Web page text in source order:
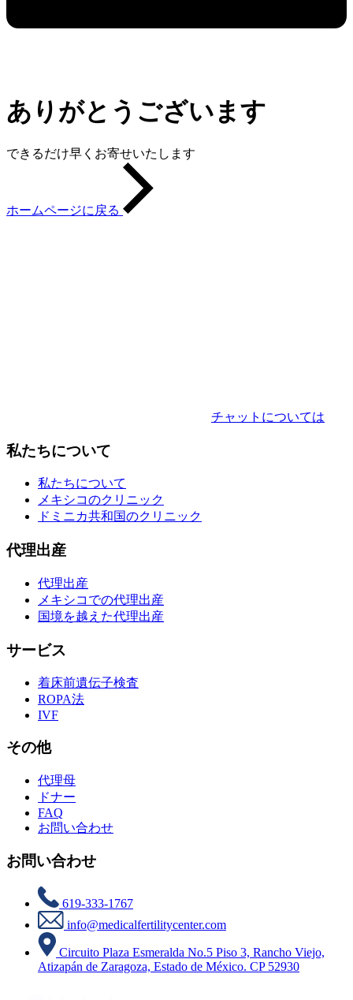
ありがとうございます
できるだけ早くお寄せいたします
ホームページに戻る
チャットについては
私たちについて
私たちについて
メキシコのクリニック
ドミニカ共和国のクリニック
代理出産
代理出産
メキシコでの代理出産
国境を越えた代理出産
サービス
着床前遺伝子検査
ROPA法
IVF
その他
代理母
ドナー
FAQ
お問い合わせ
お問い合わせ
619-333-1767
info@medicalfertilitycenter.com
Circuito Plaza Esmeralda No.5 Piso 3, Rancho Viejo,
Atizapán de Zaragoza, Estado de México. CP 52930